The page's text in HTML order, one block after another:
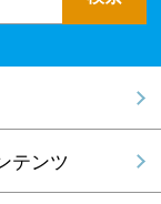
テンツ